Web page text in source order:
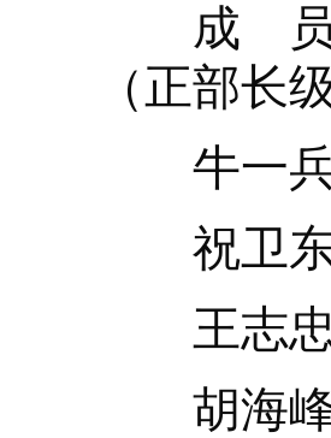
成 员：
（正部长级
牛一兵
祝卫东
王志忠
胡海